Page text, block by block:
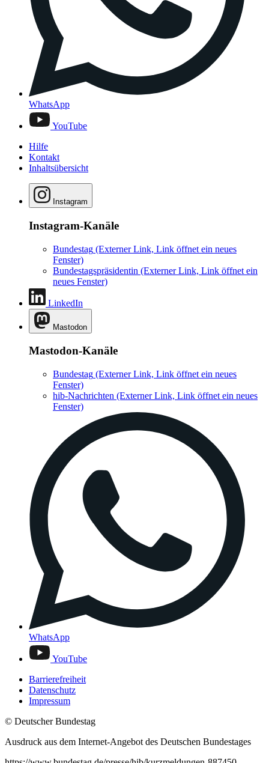
WhatsApp
YouTube
Hilfe
Kontakt
Inhaltsübersicht
Instagram
Instagram-Kanäle
Bundestag (Externer Link, Link öffnet ein neues
Fenster)
Bundestagspräsidentin (Externer Link, Link öffnet ein
neues Fenster)
LinkedIn
Mastodon
Mastodon-Kanäle
Bundestag (Externer Link, Link öffnet ein neues
Fenster)
hib-Nachrichten (Externer Link, Link öffnet ein neues
Fenster)
WhatsApp
YouTube
Barrierefreiheit
Datenschutz
Impressum
© Deutscher Bundestag
Ausdruck aus dem Internet-Angebot des Deutschen Bundestages